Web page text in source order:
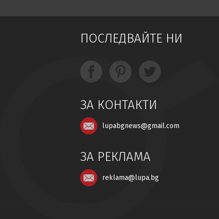
ПОСЛЕДВАЙТЕ НИ
ЗА КОНТАКТИ
lupabgnews@gmail.com
ЗА РЕКЛАМА
reklama@lupa.bg